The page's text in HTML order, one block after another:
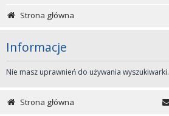
Strona główna
Informacje
Nie masz uprawnień do używania wyszukiwarki.
Strona główna